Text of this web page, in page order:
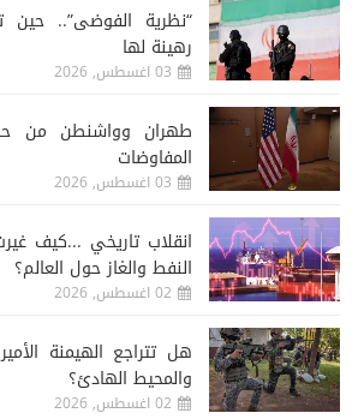
“نظرية الفوضى”.. حين
رهينة لها
03 اغسطس, 2026
طهران وواشنطن من
المفاوضات
03 اغسطس, 2026
انقلاب تاريخي ...كيف
النفط والغاز حول العالم؟
02 اغسطس, 2026
هل تتراجع الهيمنة
والمحيط الهادئ؟
02 اغسطس, 2026